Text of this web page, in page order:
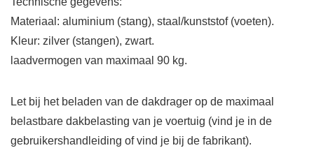
Materiaal: aluminium (stang), staal/kunststof (voeten).
Kleur: zilver (stangen), zwart.
laadvermogen van maximaal 90 kg.
Let bij het beladen van de dakdrager op de maximaal
belastbare dakbelasting van je voertuig (vind je in de
gebruikershandleiding of vind je bij de fabrikant).